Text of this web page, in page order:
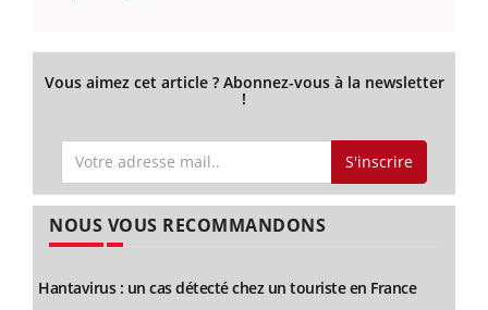
Vous aimez cet article ? Abonnez-vous à la newsletter
!
S'inscrire
NOUS VOUS RECOMMANDONS
Hantavirus : un cas détecté chez un touriste en France